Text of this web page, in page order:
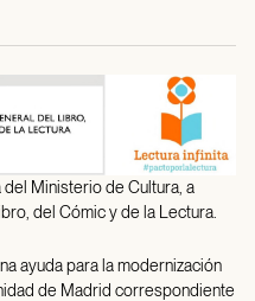
Ministerio de Cultura, a
del Cómic y de la Lectura.
ayuda para la modernización
de Madrid correspondiente